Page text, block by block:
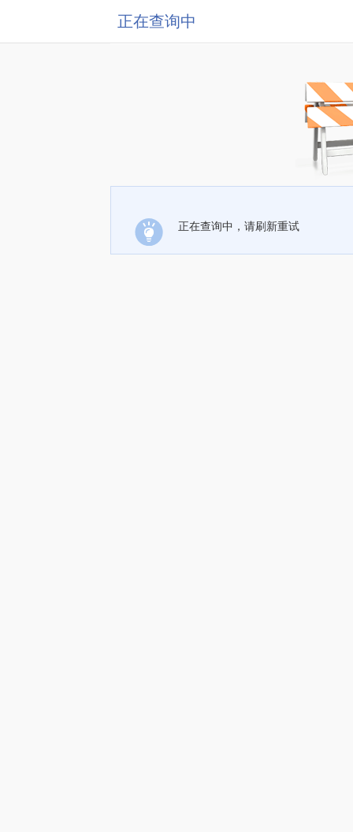
正在查询中
正在查询中，请刷新重试